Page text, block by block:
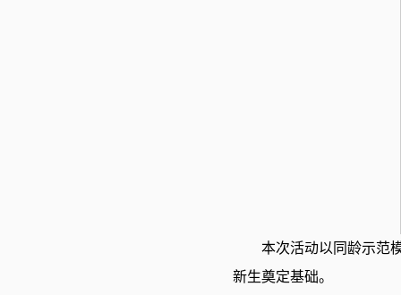
本次活动以同龄示范
新生奠定基础。